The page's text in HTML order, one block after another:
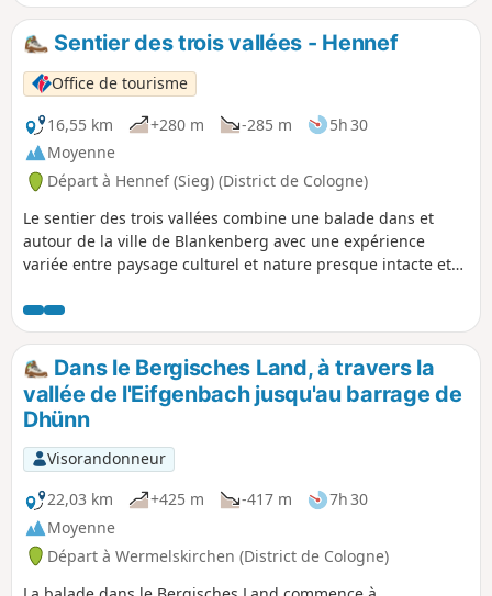
retour à Großkatern, le long du Mühlenbach, via Röttgen
pour revenir au point de départ.
Sentier des trois vallées - Hennef
Office de tourisme
16,55 km
+280 m -285 m
5h 30
Moyenne
Départ à Hennef (Sieg) (District de Cologne)
Le sentier des trois vallées combine une balade dans et
autour de la ville de Blankenberg avec une expérience
variée entre paysage culturel et nature presque intacte et
ville de Blankenberg avec ses anciens vignobles en
terrasses, dans la vallée idyllique de l'Ahrenbach et de la
réserve naturelle de Krabachtal jusqu'à l'ancien monastère
de Merten avec son jardin néo-baroque et son orangerie.
Dans le Bergisches Land, à travers la
vallée de l'Eifgenbach jusqu'au barrage de
Dhünn
Visorandonneur
22,03 km
+425 m -417 m
7h 30
Moyenne
Départ à Wermelskirchen (District de Cologne)